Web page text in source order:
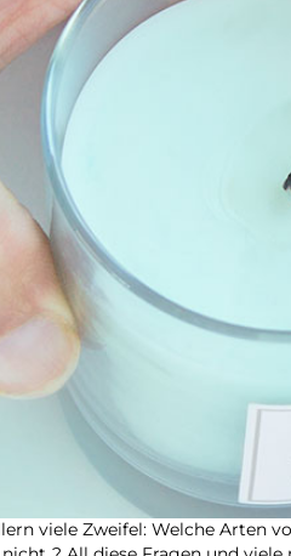
viele Zweifel: Welche Arten